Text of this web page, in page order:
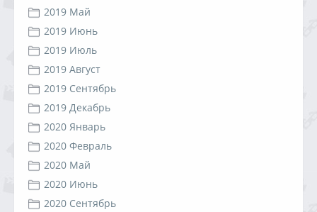
2019 Май
2019 Июнь
2019 Июль
2019 Август
2019 Сентябрь
2019 Декабрь
2020 Январь
2020 Февраль
2020 Май
2020 Июнь
2020 Сентябрь